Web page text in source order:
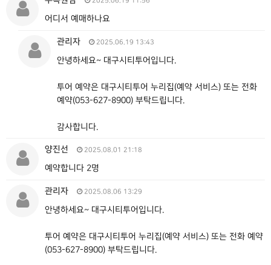
어디서 예매하나요
관리자 2025.06.19 13:43
안녕하세요~ 대구시티투어입니다.
투어 예약은 대구시티투어 누리집(예약 서비스) 또는 전화
예약(053-627-8900) 부탁드립니다.
감사합니다.
양진선 2025.08.01 21:18
예약합니다 2명
관리자 2025.08.06 13:29
안녕하세요~ 대구시티투어입니다.
투어 예약은 대구시티투어 누리집(예약 서비스) 또는 전화 예약
(053-627-8900) 부탁드립니다.